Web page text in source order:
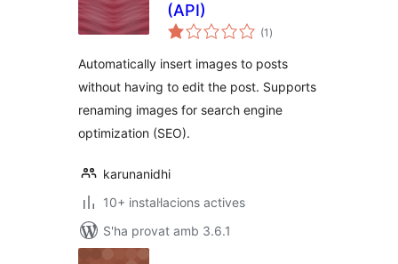
(API)
(1 puntuacions
totals
)
Automatically insert images to posts
without having to edit the post. Supports
renaming images for search engine
optimization (SEO).
karunanidhi
10+ instal·lacions actives
S'ha provat amb 3.6.1